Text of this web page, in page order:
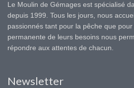
Le Moulin de Gémages est spécialisé
depuis 1999. Tous les jours, nous
passionnés tant pour la pêche que
permanente de leurs besoins nous
répondre aux attentes de chacun.
Newsletter